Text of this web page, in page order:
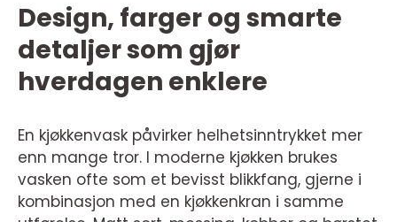
Design, farger og smarte
detaljer som gjør
hverdagen enklere
En kjøkkenvask påvirker helhetsinntrykket mer
enn mange tror. I moderne kjøkken brukes
vasken ofte som et bevisst blikkfang, gjerne i
kombinasjon med en kjøkkenkran i samme